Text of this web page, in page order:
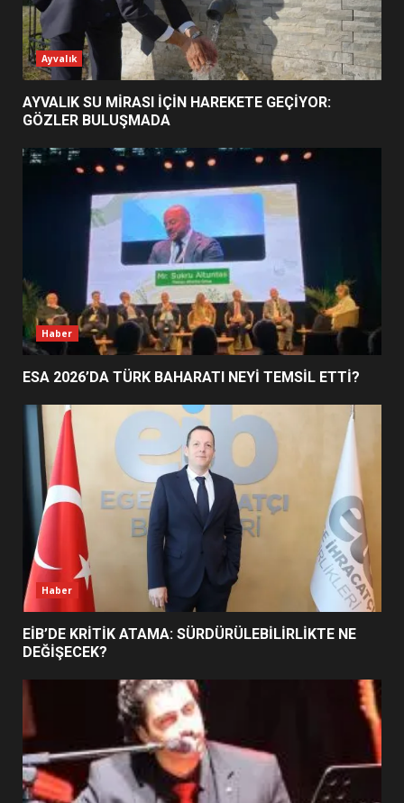
2
ESA 2026’DA TÜRK BAHARATI
NEYİ TEMSİL ETTİ?
EİB’DE KRİTİK ATAMA:
SÜRDÜRÜLEBİLİRLİKTE NE
DEĞİŞECEK?
4
EDREMİT’İN GURURU TÜRKİYE
FİNALİNDE NE BAŞARDI?
5
UZATILDI: NE DEĞİŞTİ?
6
BURHANİYE SATRANÇ
TURNUVASI KAYITLARI NEYİ
DEĞİŞTİRİYOR?
BURHANİYE BELEDİYESPOR’DA
YENİ YÖNETİM NASIL
Ayvalık
AYVALIK SU MİRASI İÇİN HAREKETE GEÇİYOR:
GÖZLER BULUŞMADA
Haber
ESA 2026’DA TÜRK BAHARATI NEYİ TEMSİL ETTİ?
Haber
EİB’DE KRİTİK ATAMA: SÜRDÜRÜLEBİLİRLİKTE NE
DEĞİŞECEK?